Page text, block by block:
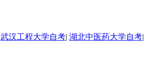
武汉工程大学自考| 湖北中医药大学自考|